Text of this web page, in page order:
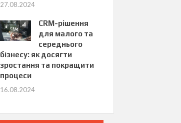
27.08.2024
CRM-рішення
для малого та
середнього
бізнесу: як досягти
зростання та покращити
процеси
16.08.2024